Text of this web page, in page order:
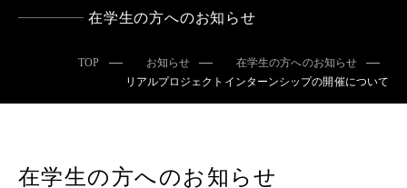
在学生の方へのお知らせ
TOP お知らせ
在学生の方へのお知らせ
リアルプロジェクトインターンシップの開催について
在学生の方へのお知らせ